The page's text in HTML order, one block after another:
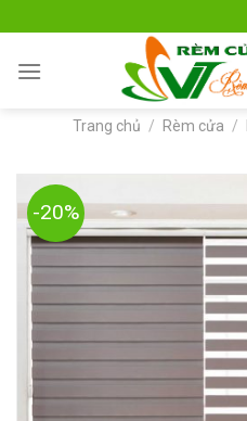
to
content
Trang chủ / Rèm cửa /
-20%